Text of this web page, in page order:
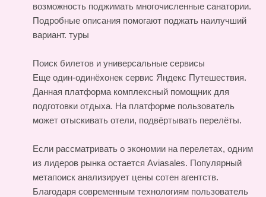
возможность поджимать многочисленные санатории.
Подробные описания помогают поджать наилучший
вариант. туры
Поиск билетов и универсальные сервисы
Еще один-одинёхонек сервис Яндекс Путешествия.
Данная платформа комплексный помощник для
подготовки отдыха. На платформе пользователь
может отыскивать отели, подвёртывать перелёты.
Если рассматривать о экономии на перелетах, одним
из лидеров рынка остается Aviasales. Популярный
метапоиск анализирует цены сотен агентств.
Благодаря современным технологиям пользователь